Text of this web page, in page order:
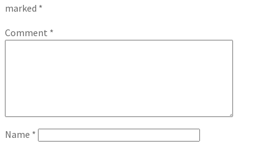
marked *
Comment *
Name *